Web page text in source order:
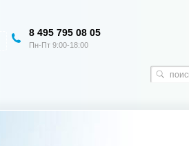
8 495 795 08 05
Пн-Пт 9:00-18:00